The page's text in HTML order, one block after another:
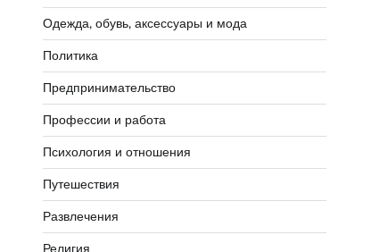
Одежда, обувь, аксессуары и мода
Политика
Предпринимательство
Профессии и работа
Психология и отношения
Путешествия
Развлечения
Религия